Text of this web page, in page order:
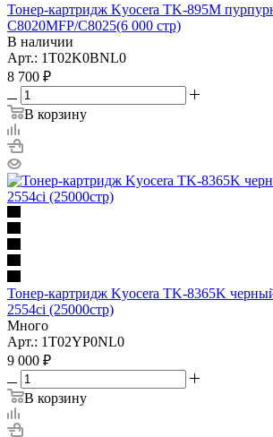
Тонер-картридж Kyocera TK-895M
C8020MFP/C8025(6 000 стр)
В наличии
Арт.: 1T02K0BNL0
8 700 ₽
В корзину
Тонер-картридж Kyocera TK-8365K
2554ci (25000стр)
Много
Арт.: 1T02YP0NL0
9 000 ₽
В корзину